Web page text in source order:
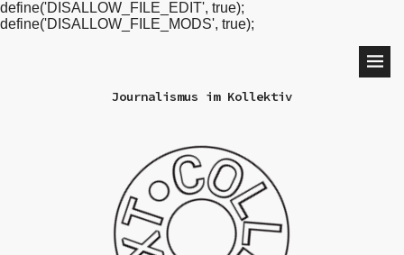
define('DISALLOW_FILE_EDIT', true);
define('DISALLOW_FILE_MODS', true);
Journalismus im Kollektiv